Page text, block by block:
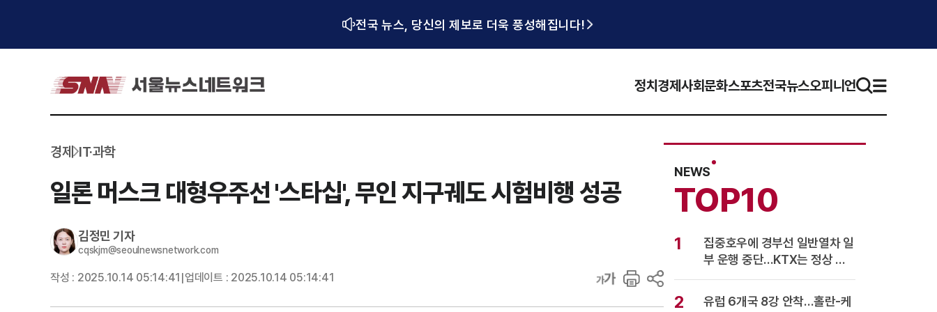
전국 뉴스, 당신의 제보로 더욱 풍성해집니다!
정치 경제사회문화스포츠전국뉴스오피니언
경제 IT·과학
일론 머스크 대형우주선 '스타십', 무인 지구궤도 시험비행 성공
김정민 기자
cqskjm@seoulnewsnetwork.com
작성 : 2025.10.14 05:14:41 업데이트 : 2025.10.14 05:14:41
NEWS
TOP10
1
집중호우에 경부선 일반열차 일
부 운행 중단…KTX는 정상 운
행
2
유럽 6개국 8강 안착…홀란-케